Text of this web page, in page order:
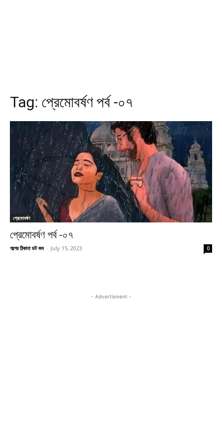
Tag: প্রেমোবর্ষণ পর্ব -০৭
প্রেমোবর্ষণ
প্রেমোবর্ষণ পর্ব -০৭
গল্পের ঠিকানা ডট কম - July 15, 2023 0
- Advertisment -